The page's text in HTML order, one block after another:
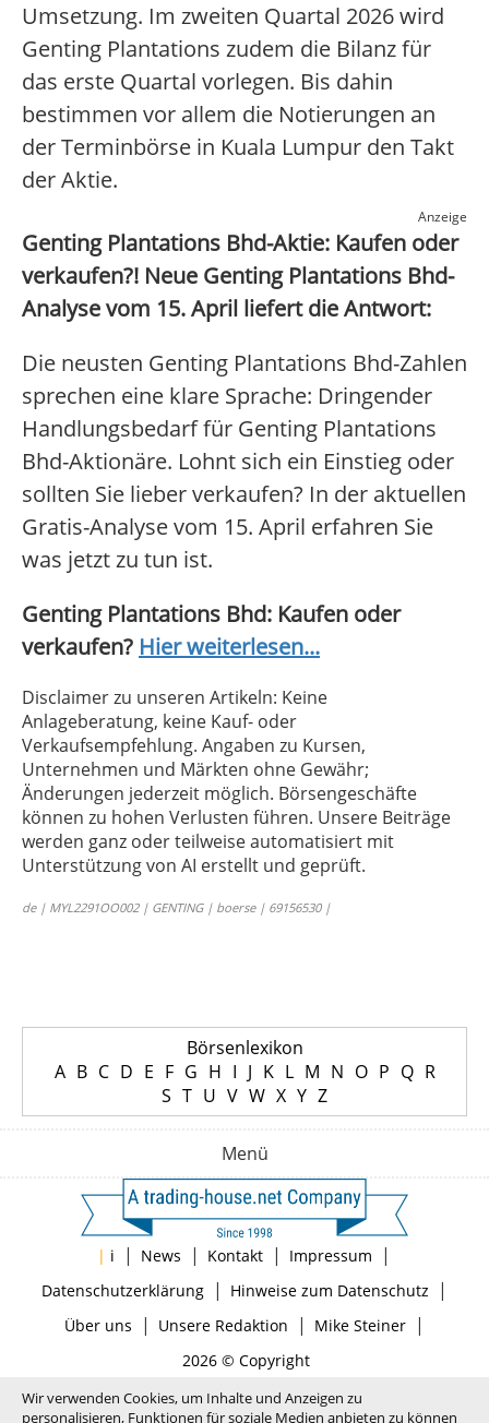
Umsetzung. Im zweiten Quartal 2026 wird
Genting Plantations zudem die Bilanz für
das erste Quartal vorlegen. Bis dahin
bestimmen vor allem die Notierungen an
der Terminbörse in Kuala Lumpur den Takt
der Aktie.
Anzeige
Genting Plantations Bhd-Aktie: Kaufen oder
verkaufen?! Neue Genting Plantations Bhd-
Analyse vom 15. April liefert die Antwort:
Die neusten Genting Plantations Bhd-Zahlen
sprechen eine klare Sprache: Dringender
Handlungsbedarf für Genting Plantations
Bhd-Aktionäre. Lohnt sich ein Einstieg oder
sollten Sie lieber verkaufen? In der aktuellen
Gratis-Analyse vom 15. April erfahren Sie
was jetzt zu tun ist.
Genting Plantations Bhd: Kaufen oder
verkaufen? Hier weiterlesen...
Disclaimer zu unseren Artikeln: Keine
Anlageberatung, keine Kauf- oder
Verkaufsempfehlung. Angaben zu Kursen,
Unternehmen und Märkten ohne Gewähr;
Änderungen jederzeit möglich. Börsengeschäfte
können zu hohen Verlusten führen. Unsere Beiträge
werden ganz oder teilweise automatisiert mit
Unterstützung von AI erstellt und geprüft.
de | MYL2291OO002 | GENTING | boerse | 69156530 |
Börsenlexikon
A B C D E F G H I J K L M N O P Q R
S T U V W X Y Z
Menü
| i | News | Kontakt | Impressum |
Datenschutzerklärung| Hinweise zum Datenschutz |
Über uns | Unsere Redaktion | Mike Steiner|
2026 © Copyright
Wir verwenden Cookies, um Inhalte und Anzeigen zu
personalisieren, Funktionen für soziale Medien anbieten zu können